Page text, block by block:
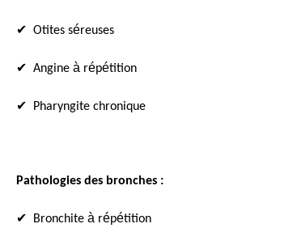
✔ Otites séreuses
✔ Angine à répétition
✔ Pharyngite chronique
Pathologies des bronches :
✔ Bronchite à répétition